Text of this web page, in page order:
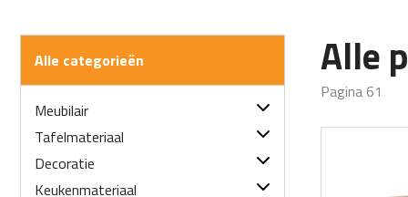
Alle categorieën
Meubilair
Tafels
Statafels
Sokkels
Tafelmateriaal
Linnen
Servetten
Bestek
Decoratie
Diverse deco
Keukenmateriaal
Alle
Pagina 61